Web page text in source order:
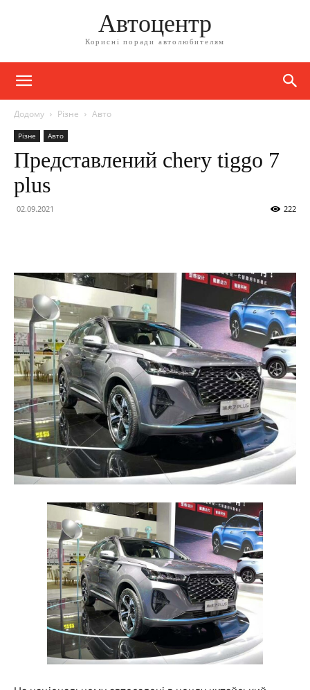
Автоцентр
Корисні поради автолюбителям
Додому Різне Авто
Різне Авто
Представлений chery tiggo 7
plus
02.09.2021 222